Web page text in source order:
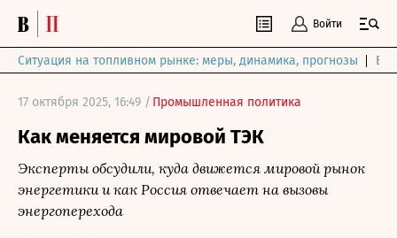
Войти
Ситуация на топливном рынке: меры, динамика, прогнозы
17 октября 2025, 16:49 / Промышленная политика
Как меняется мировой ТЭК
Эксперты обсудили, куда движется мировой рынок
энергетики и как Россия отвечает на вызовы
энергоперехода